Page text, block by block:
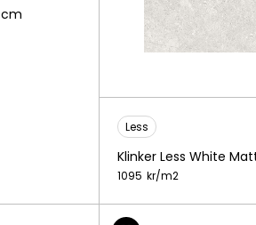
Less
Klinker Less White
1095 kr/m2